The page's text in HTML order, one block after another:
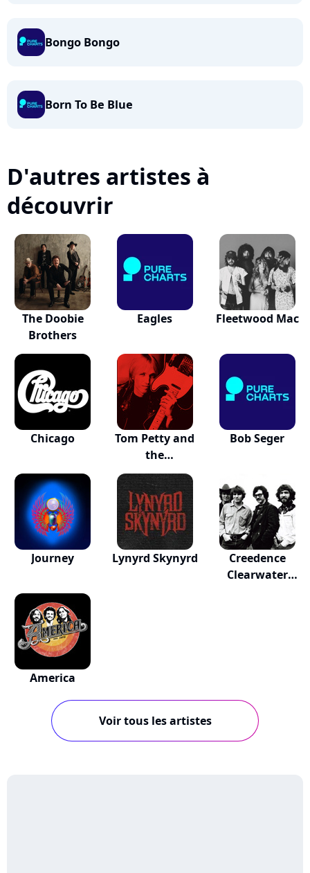
Bongo Bongo
Born To Be Blue
D'autres artistes à
découvrir
The Doobie
Brothers
Eagles Fleetwood Mac
Chicago
Tom Petty and
the
Heartbreakers
Bob Seger
Journey Lynyrd Skynyrd
Creedence
Clearwater
America
Voir tous les artistes